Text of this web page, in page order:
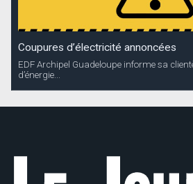
Coupures d’électricité annoncées
EDF Archipel Guadeloupe informe sa
d’énergie...